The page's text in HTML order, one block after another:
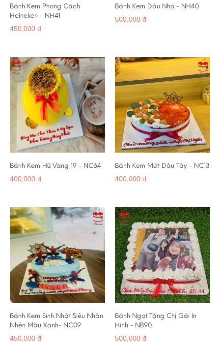
Bánh Kem Phong Cách
Heineken - NH41
450,000 đ
Bánh Kem Dâu Nho - NH40
500,000 đ
Bánh Kem Hủ Vàng 19 - NC64
400,000 đ
Bánh Kem Mứt Dâu Tây - NC13
400,000 đ
Bánh Kem Sinh Nhật Siêu Nhân
Nhện Màu Xanh- NC09
450,000 đ
Bánh Ngọt Tặng Chị Gái In
Hình - NB90
500,000 đ